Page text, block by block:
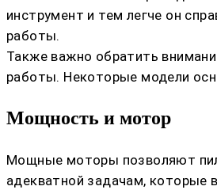
инструмент и тем легче он
работы.
Также важно обратить
работы. Некоторые модели
Мощность и мотор
Мощные моторы позволяют
адекватной задачам, которые